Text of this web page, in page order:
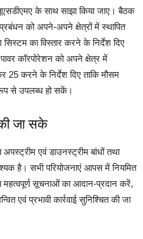
के साथ साझा किया जाए। बैठक
को अपने-अपने क्षेत्रों में स्थापित
का विस्तार करने के निर्देश दिए
कॉरपोरेशन को अपने क्षेत्र में
25 करने के निर्देश दिए ताकि मौसम
से उपलब्ध हो सकें।
की जा सके
एवं डाउनस्ट्रीम बांधों तथा
है। सभी परियोजनाएं आपस में नियमित
महत्वपूर्ण सूचनाओं का आदान-प्रदान करें,
एवं प्रभावी कार्रवाई सुनिश्चित की जा